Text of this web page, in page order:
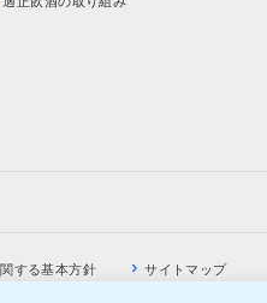
する基本方針 サイトマップ